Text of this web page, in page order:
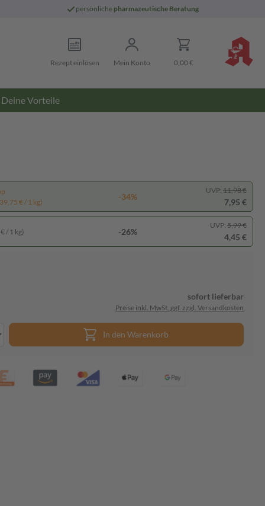
persönliche pharmazeutische Beratung
Rezept einlösen Mein Konto 0,00 €
Deine Vorteile
€ / 1 kg)
-34%
UVP: 11,98 €
7,95 €
/ 1 kg) -26%
UVP: 5,99 €
4,45 €
sofort lieferbar
Preise inkl. MwSt. ggf. zzgl. Versandkosten
In den Warenkorb